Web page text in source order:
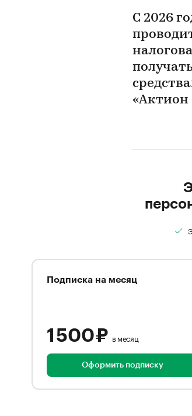
С 2026
«Актион
Подписка на месяц
1 500 ₽ в месяц
Оформить подписку